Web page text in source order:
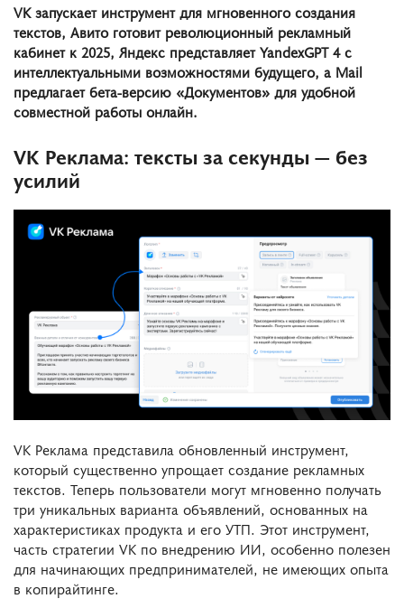
VK запускает инструмент для мгновенного создания
текстов, Авито готовит революционный рекламный
кабинет к 2025, Яндекс представляет YandexGPT 4 с
интеллектуальными возможностями будущего, а Mail
предлагает бета-версию «Документов» для удобной
совместной работы онлайн.
VK Реклама: тексты за секунды — без
усилий
VK Реклама представила обновленный инструмент,
который существенно упрощает создание рекламных
текстов. Теперь пользователи могут мгновенно получать
три уникальных варианта объявлений, основанных на
характеристиках продукта и его УТП. Этот инструмент,
часть стратегии VK по внедрению ИИ, особенно полезен
для начинающих предпринимателей, не имеющих опыта
в копирайтинге.